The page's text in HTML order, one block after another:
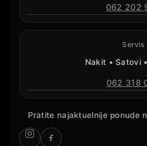
062 202
Servis
Nakit • Satovi
062 318
Pratite najaktuelnije ponude